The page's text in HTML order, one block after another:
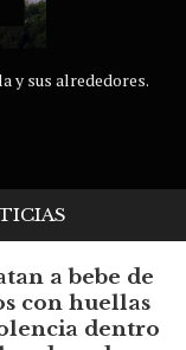
a bebe de
con huellas
dentro
y sus alrededores.
Accidente